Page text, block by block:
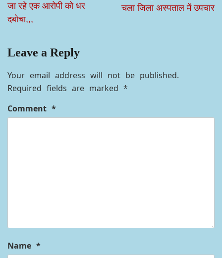
जा रहे एक आरोपी को धर
दबोचा,,,
चला जिला अस्पताल में उपचार
Leave a Reply
Your email address will not be published.
Required fields are marked *
Comment *
Name *